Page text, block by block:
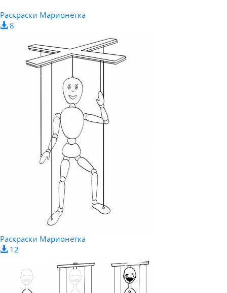
Раскраски Марионетка
8
Раскраски Марионетка
12